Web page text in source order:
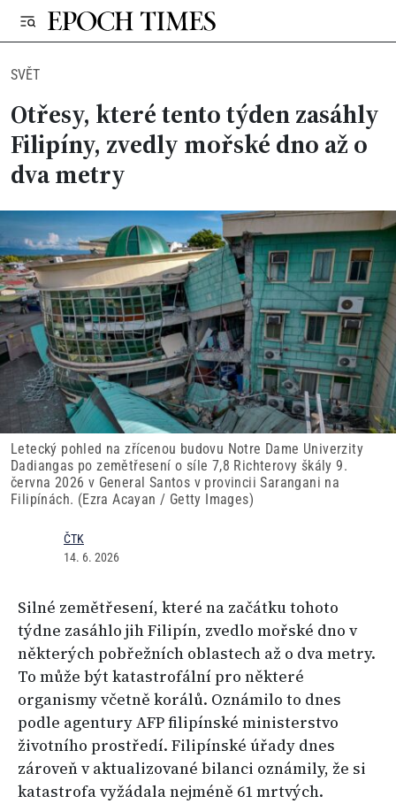
SVĚT
Otřesy, které tento týden zasáhly
Filipíny, zvedly mořské dno až o
dva metry
Letecký pohled na zřícenou budovu Notre Dame Univerzity
Dadiangas po zemětřesení o síle 7,8 Richterovy škály 9.
června 2026 v General Santos v provincii Sarangani na
Filipínách. (Ezra Acayan / Getty Images)
ČTK
14. 6. 2026
Silné zemětřesení, které na začátku tohoto
týdne zasáhlo jih Filipín, zvedlo mořské dno v
některých pobřežních oblastech až o dva metry.
To může být katastrofální pro některé
organismy včetně korálů. Oznámilo to dnes
podle agentury AFP filipínské ministerstvo
životního prostředí. Filipínské úřady dnes
zároveň v aktualizované bilanci oznámily, že si
katastrofa vyžádala nejméně 61 mrtvých.